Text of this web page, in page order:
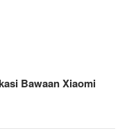
Bawaan Xiaomi